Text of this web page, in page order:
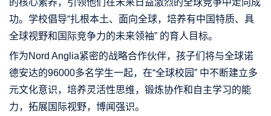
功。学校倡导“扎根本土、面向全球，培养有中国特质、具
全球视野和国际竞争力的未来领袖” 的育人目标。
作为Nord Anglia紧密的战略合作伙伴，孩子们将与全球诺
德安达的96000多名学生一起，在“全球校园” 中不断建立多
元文化意识，培养灵活性思维，锻炼协作和自主学习的能
力，拓展国际视野，博闻强识。